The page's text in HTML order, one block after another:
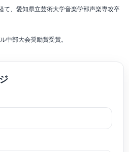
雅之、ユリ・ジズリン、モーリス・ハッソ
原田幸一郎氏、徳永ニ男氏に師事
て、愛知県立芸術大学音楽学部声楽専攻卒
中部大会奨励賞受賞。
する他、レストランやラウンジ、ブライダ
動も多岐に渡り行なっている。
、クラシック伴奏を務めるなど多才に演奏